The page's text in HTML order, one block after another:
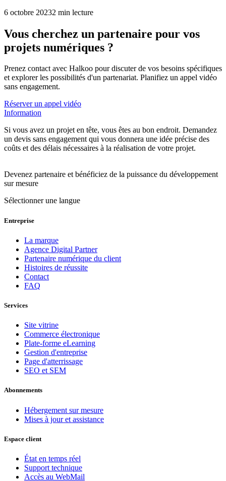
6 octobre 20232 min lecture
Vous cherchez un partenaire pour vos
projets numériques ?
Prenez contact avec Halkoo pour discuter de vos besoins spécifiques
et explorer les possibilités d'un partenariat. Planifiez un appel vidéo
sans engagement.
Réserver un appel vidéo
Information
Si vous avez un projet en tête, vous êtes au bon endroit. Demandez
un devis sans engagement qui vous donnera une idée précise des
coûts et des délais nécessaires à la réalisation de votre projet.
Devenez partenaire et bénéficiez de la puissance du développement
sur mesure
Sélectionner une langue
Entreprise
La marque
Agence Digital Partner
Partenaire numérique du client
Histoires de réussite
Contact
FAQ
Services
Site vitrine
Commerce électronique
Plate-forme eLearning
Gestion d'entreprise
Page d'atterrissage
SEO et SEM
Abonnements
Hébergement sur mesure
Mises à jour et assistance
Espace client
État en temps réel
Support technique
Accès au WebMail